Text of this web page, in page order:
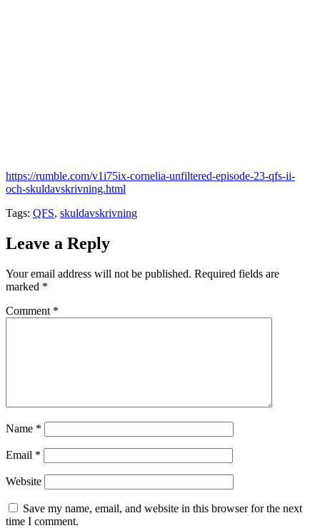
https://rumble.com/v1i75ix-cornelia-unfiltered-episode-23-qfs-ii-
och-skuldavskrivning.html
Tags: QFS, skuldavskrivning
Leave a Reply
Your email address will not be published. Required fields are
marked *
Comment *
Name *
Email *
Website
Save my name, email, and website in this browser for the next
time I comment.